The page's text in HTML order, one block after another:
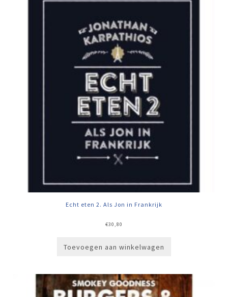
Echt eten 2. Als Jon in Frankrijk
€30,80
Toevoegen aan winkelwagen